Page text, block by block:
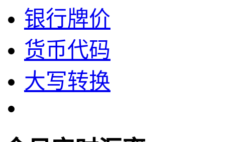
银行牌价
货币代码
大写转换